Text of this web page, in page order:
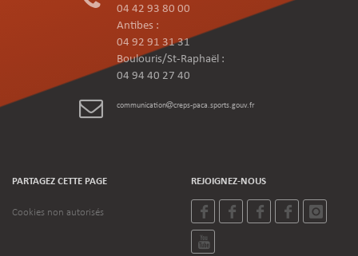
04 42 93 80 00
Antibes :
04 92 91 31 31
Boulouris/St-Raphaël :
04 94 40 27 40
communication creps-paca.sports.gouv.fr
PARTAGEZ CETTE PAGE
Cookies non autorisés
REJOIGNEZ-NOUS